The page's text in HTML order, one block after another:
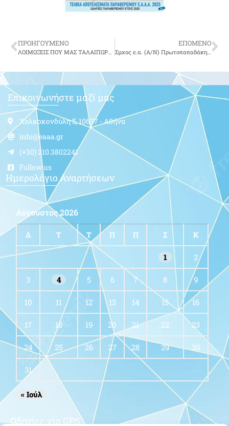
ΠΡΟΗΓΟΥΜΕΝΟ ΕΠΟΜΕΝΟ
Σμχος ε.α. (Α/Ν) Πρωτοπαπαδάκη Ευαγγελία του Δημητρίου
Επικοινωνήστε μαζί μας
Χαλκοκονδύλη 5, 10677 - Αθήνα
info@eaaa.gr
(+30) 210.3802241
Follow us
Ημερολόγιο Αναρτήσεων
Αύγουστος 2026
Δ Τ Τ Π Π Σ Κ
1 2
3 4 5 6 7 8 9
10 11 12 13 14 15 16
17 18 19 20 21 22 23
24 25 26 27 28 29 30
31
« Ιούλ
Οδηγίες για GPS